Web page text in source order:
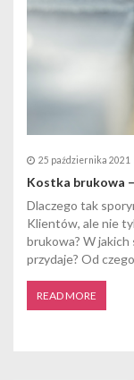
25 października 2021
Kostka brukowa
Dlaczego tak
Klientów, ale nie
brukowa? W jakich
przydaje? Od
READ MORE